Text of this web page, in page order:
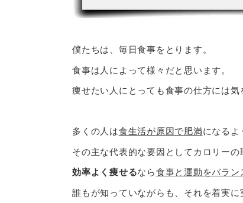
僕たちは、毎日食事をとります。
食事は人によって様々だと思います。
痩せたい人にとっても食事の仕方には気
多くの人は食生活が原因で肥満になるよ
その主な代表的な要因としてカロリーの
効率よく痩せるなら食事と運動をバラン
誰もが知っていながらも、それを着実に